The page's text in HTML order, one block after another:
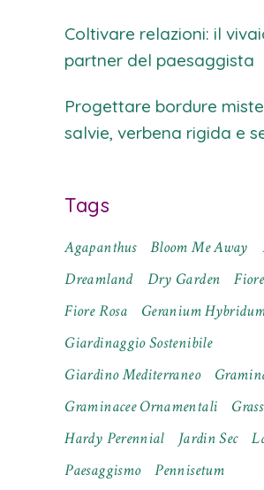
Coltivare relazioni: il
partner del paesaggista
Progettare bordure
salvie, verbena rigida e
Tags
Agapanthus Bloom Me Away
Dreamland
Dry Garden
Fiore Rosa
Geranium
Giardinaggio Sostenibile
Giardino Mediterraneo
Graminacee Ornamentali
Hardy Perennial
Jardin Sec
Paesaggismo
Pennisetum